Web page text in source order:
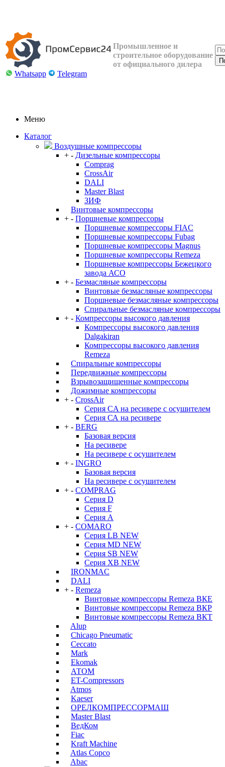
Whatsapp Telegram
Промышленное и
строительное оборудование
от официального дилера
Меню
Каталог
Воздушные компрессоры
+ - Дизельные компрессоры
Comprag
CrossAir
DALI
Master Blast
ЗИФ
Винтовые компрессоры
+ - Поршневые компрессоры
Поршневые компрессоры FIAC
Поршневые компрессоры Fubag
Поршневые компрессоры Magnus
Поршневые компрессоры Remeza
Поршневые компрессоры Бежецкого
завода АСО
+ - Безмасляные компрессоры
Винтовые безмасляные компрессоры
Поршневые безмасляные компрессоры
Спиральные безмасляные компрессоры
+ - Компрессоры высокого давления
Компрессоры высокого давления
Dalgakiran
Компрессоры высокого давления
Remeza
Спиральные компрессоры
Передвижные компрессоры
Взрывозащищенные компрессоры
Дожимные компрессоры
+ - CrossAir
Серия CA на ресивере с осушителем
Серия СА на ресивере
+ - BERG
Базовая версия
На ресивере
На ресивере с осушителем
+ - INGRO
Базовая версия
На ресивере с осушителем
+ - COMPRAG
Серия D
Серия F
Серия А
+ - COMARO
Серия LB NEW
Серия MD NEW
Серия SB NEW
Серия XB NEW
IRONMAC
DALI
+ - Remeza
Винтовые компрессоры Remeza ВКЕ
Винтовые компрессоры Remeza ВКР
Винтовые компрессоры Remeza ВКТ
Alup
Chicago Pneumatic
Ceccato
Mark
Ekomak
АТОМ
ET-Compressors
Atmos
Kaeser
ОРЕЛКОМПРЕССОРМАШ
Master Blast
ВедКом
Fiac
Kraft Machine
Atlas Copco
Abac